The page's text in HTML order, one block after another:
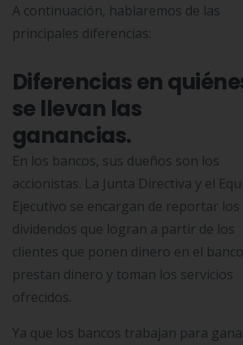
A continuación, hablaremos de las
principales diferencias:
Diferencias en
se llevan las
ganancias.
En los bancos, sus dueños son los
accionistas. La Junta Directiva y el
Ejecutivo se encargan de reportar los
dividendos que logran a partir de los
clientes que ponen dinero en el
prestan dinero y toman los servicios
ofrecidos.
Ya que los bancos trabajan para